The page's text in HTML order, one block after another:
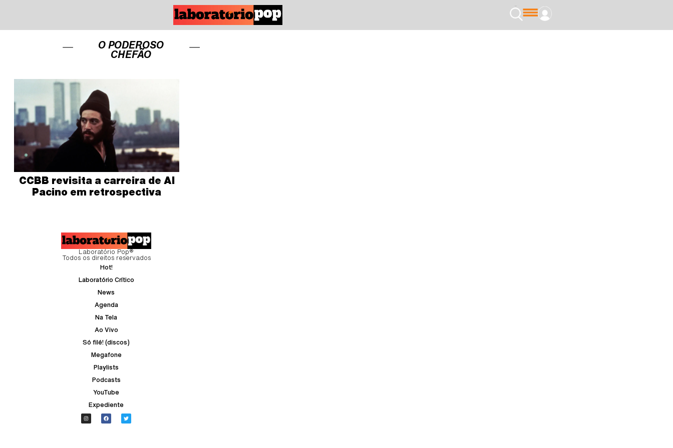
O PODEROSO
CHEFÃO
CCBB revisita a carreira de Al
Pacino em retrospectiva
Laboratório Pop®
Todos os direitos reservados
Hot!
Laboratório Crítico
News
Agenda
Na Tela
Ao Vivo
Só filé! (discos)
Megafone
Playlists
Podcasts
YouTube
Expediente